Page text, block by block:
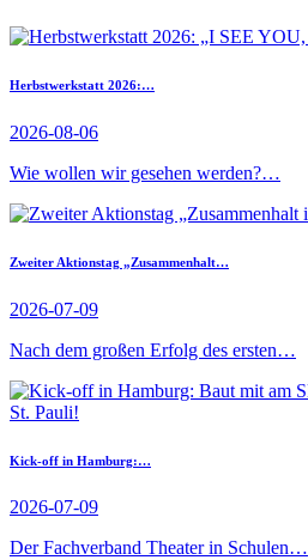
Herbstwerkstatt 2026:…
2026-08-06
Wie wollen wir gesehen werden?…
Zweiter Aktionstag „Zusammenhalt…
2026-07-09
Nach dem großen Erfolg des ersten…
Kick-off in Hamburg:…
2026-07-09
Der Fachverband Theater in Schulen…